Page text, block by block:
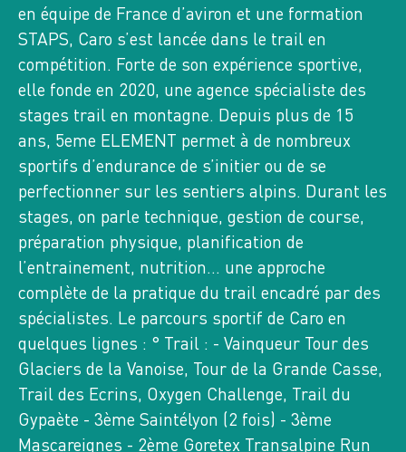
HEBDO RANDO
LE GRAND GALBERT 2561 M & LE PLATEAU
DES LACS
14
AOÛT 2026
GRANDES ROUSSES,
0 INSCRITS
n°13286
RANDO PLUS
LA POINTE SALVADOR
INFOS DU SITE
en équipe de France d’aviron et une formation
STAPS, Caro s’est lancée dans le trail en
compétition. Forte de son expérience sportive,
elle fonde en 2020, une agence spécialiste des
stages trail en montagne. Depuis plus de 15
ans, 5eme ELEMENT permet à de nombreux
sportifs d’endurance de s’initier ou de se
perfectionner sur les sentiers alpins. Durant les
stages, on parle technique, gestion de course,
préparation physique, planification de
l’entrainement, nutrition… une approche
complète de la pratique du trail encadré par des
spécialistes. Le parcours sportif de Caro en
quelques lignes : ° Trail : - Vainqueur Tour des
Glaciers de la Vanoise, Tour de la Grande Casse,
Trail des Ecrins, Oxygen Challenge, Trail du
Gypaète - 3ème Saintélyon (2 fois) - 3ème
Mascareignes - 2ème Goretex Transalpine Run